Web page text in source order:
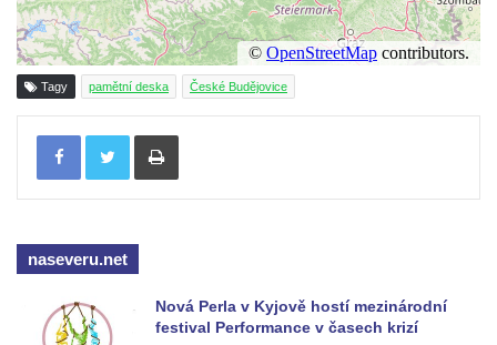
Českých Budějovicích
Socha Krista klesajícího pod křížem u
kostela svatého Mikuláše v Českých
Budějovicích
Socha svatého Jana Nepomuckého u
kostela svaté Rodiny v Českých
náměstí v Českých Budějovicích
náměstí v Českých Budějovicích
Tagy pamětní deska České Budějovice
Tisknout
naseveru.net
Nová Perla v Kyjově hostí mezinárodní
festival Performance v časech krizí